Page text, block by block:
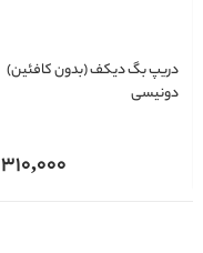
دریپ بگ دیکف (بدون کافئین)
دونیسی
310,000